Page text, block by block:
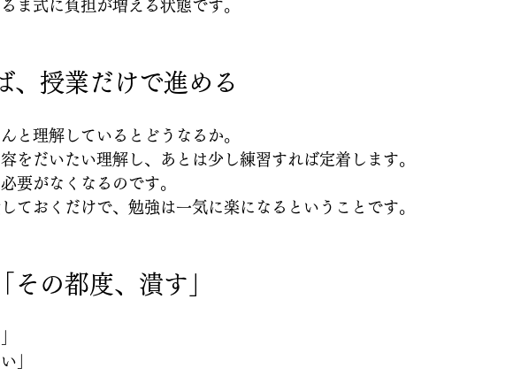
ま式に負担が増える状態です。
、授業だけで進める
と理解しているとどうなるか。
をだいたい理解し、あとは少し練習すれば定着します。
要がなくなるのです。
ておくだけで、勉強は一気に楽になるということです。
その都度、潰す」
」